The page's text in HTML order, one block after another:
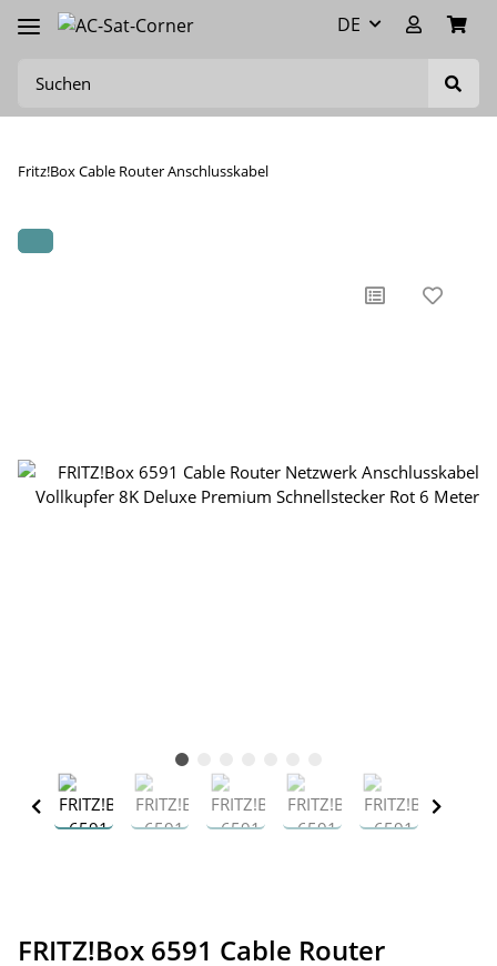
DE
Fritz!Box Cable Router Anschlusskabel
FRITZ!Box 6591 Cable Router